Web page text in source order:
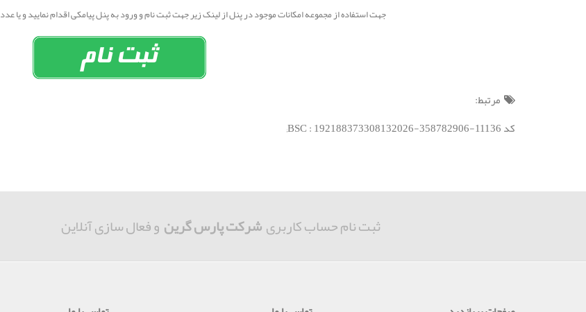
جهت استفاده از مجموعه امکانات موجود در پنل از لینک زیر جهت ثبت نام و ورود به پنل پیامکی اقدام نمایید و یا عدد 2000 را به سامانه 10001391 پیامک کنید:
مرتبط:
کد BSC : 192188373308132026-358782906-11136;
ثبت نام حساب کاربریشرکت پارس گرین و فعال سازی آنلاین